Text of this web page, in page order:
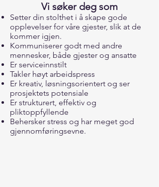
Vi søker deg som
Setter din stolthet i å skape gode
opplevelser for våre gjester, slik at de
kommer igjen.
Kommuniserer godt med andre
mennesker, både gjester og ansatte
Er serviceinnstilt
Takler høyt arbeidspress
Er kreativ, løsningsorientert og ser
prosjektets potensiale
Er strukturert, effektiv og
pliktoppfyllende
Behersker stress og har meget god
gjennomføringsevne.